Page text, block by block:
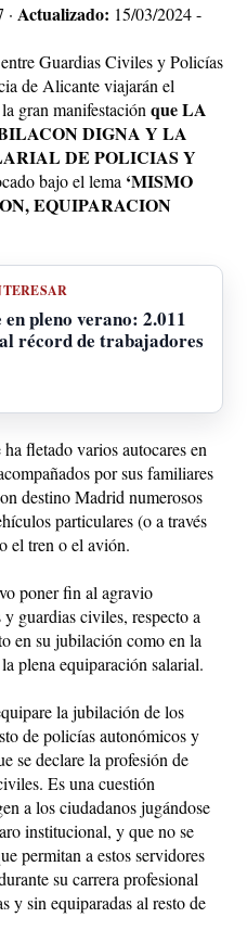
· Actualizado: 15/03/2024 -
Guardias Civiles y Policías
de Alicante viajarán el
gran manifestaciónque LA
DIGNA Y LA
DE POLICIAS Y
bajo el lema ‘MISMO
EQUIPARACION
pleno verano: 2.011
récord de trabajadores
fletado varios autocares en
por sus familiares
destino Madrid numerosos
particulares (o a través
el tren o el avión.
poner fin al agravio
guardias civiles, respecto a
en su jubilación como en la
plena equiparación salarial.
la jubilación de los
de policías autonómicos y
se declare la profesión de
Es una cuestión
a los ciudadanos jugándose
institucional, y que no se
permitan a estos servidores
su carrera profesional
y sin equiparadas al resto de